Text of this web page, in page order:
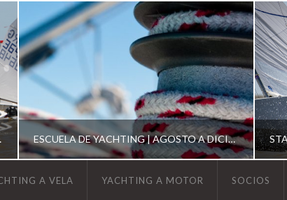
2026 ESCUELA DE YACHTING | AGOSTO A DICIEMBRE 2026
A VELA YACHTING A MOTOR SOCIOS